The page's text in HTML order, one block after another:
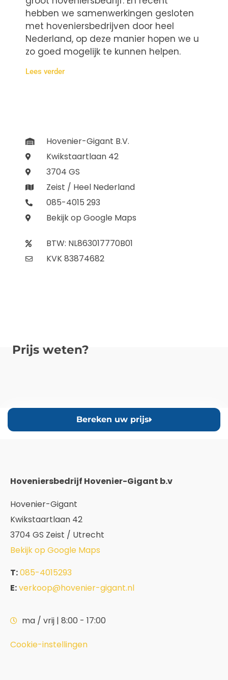
hebben we samenwerkingen gesloten
met hoveniersbedrijven door heel
Nederland, op deze manier hopen we u
zo goed mogelijk te kunnen helpen.
Lees verder
Hovenier-Gigant B.V.
Kwikstaartlaan 42
3704 GS
Zeist / Heel Nederland
085-4015 293
Bekijk op Google Maps
BTW: NL863017770B01
KVK 83874682
Prijs weten?
Bereken uw prijs
Hoveniersbedrijf Hovenier-Gigant b.v
Hovenier-Gigant
Kwikstaartlaan 42
3704 GS Zeist / Utrecht
Bekijk op Google Maps
T:085-4015293
E:verkoop@hovenier-gigant.nl
ma / vrij | 8:00 - 17:00
Cookie-instellingen